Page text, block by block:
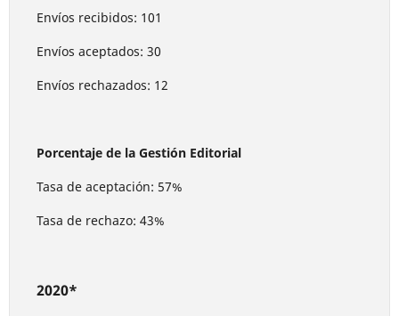
Envíos recibidos: 101
Envíos aceptados: 30
Envíos rechazados: 12
Porcentaje de la Gestión Editorial
Tasa de aceptación: 57%
Tasa de rechazo: 43%
2020*